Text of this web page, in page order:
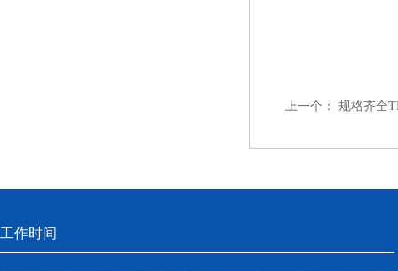
上一个： 规格齐全
工作时间